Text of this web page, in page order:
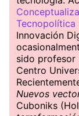
Tecnopolítica
Innovación
sido profesor
Centro
Nuevos
Cuboniks